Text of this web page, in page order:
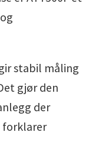
stabil måling
gjør den
der
forklarer